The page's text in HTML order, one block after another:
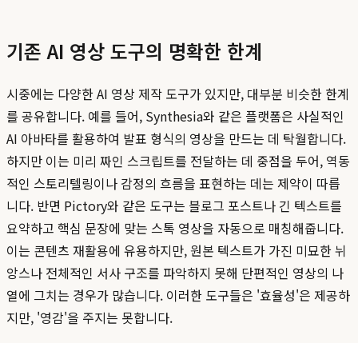
기존 AI 영상 도구의 명확한 한계
시중에는 다양한 AI 영상 제작 도구가 있지만, 대부분 비슷한 한계
를 공유합니다. 예를 들어, Synthesia와 같은 플랫폼은 사실적인
AI 아바타를 활용하여 발표 형식의 영상을 만드는 데 탁월합니다.
하지만 이는 미리 짜인 스크립트를 전달하는 데 중점을 두어, 역동
적인 스토리텔링이나 감정의 흐름을 표현하는 데는 제약이 따릅
니다. 반면 Pictory와 같은 도구는 블로그 포스트나 긴 텍스트를
요약하고 핵심 문장에 맞는 스톡 영상을 자동으로 매칭해줍니다.
이는 콘텐츠 재활용에 유용하지만, 원본 텍스트가 가진 미묘한 뉘
앙스나 전체적인 서사 구조를 파악하지 못해 단편적인 영상의 나
열에 그치는 경우가 많습니다. 이러한 도구들은 '효율성'은 제공하
지만, '영감'을 주지는 못합니다.